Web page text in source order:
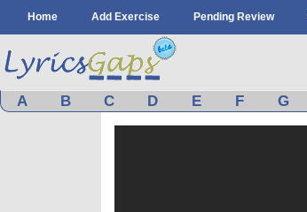
Home Add Exercise Pending Review
A B C D E F G